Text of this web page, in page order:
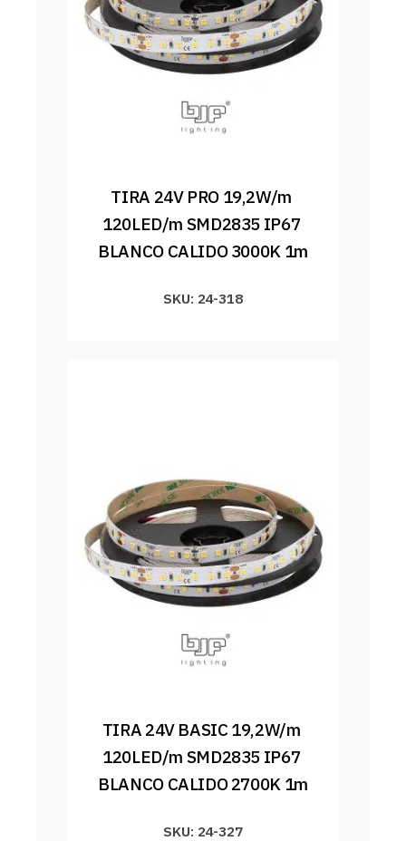
TIRA 24V PRO 19,2W/m
120LED/m SMD2835 IP67
BLANCO CALIDO 3000K 1m
SKU: 24-318
TIRA 24V BASIC 19,2W/m
120LED/m SMD2835 IP67
BLANCO CALIDO 2700K 1m
SKU: 24-327